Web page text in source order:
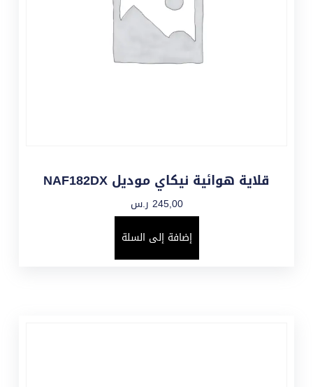
قلاية هوائية نيكاي موديل NAF182DX
245,00 ر.س
إضافة إلى السلة